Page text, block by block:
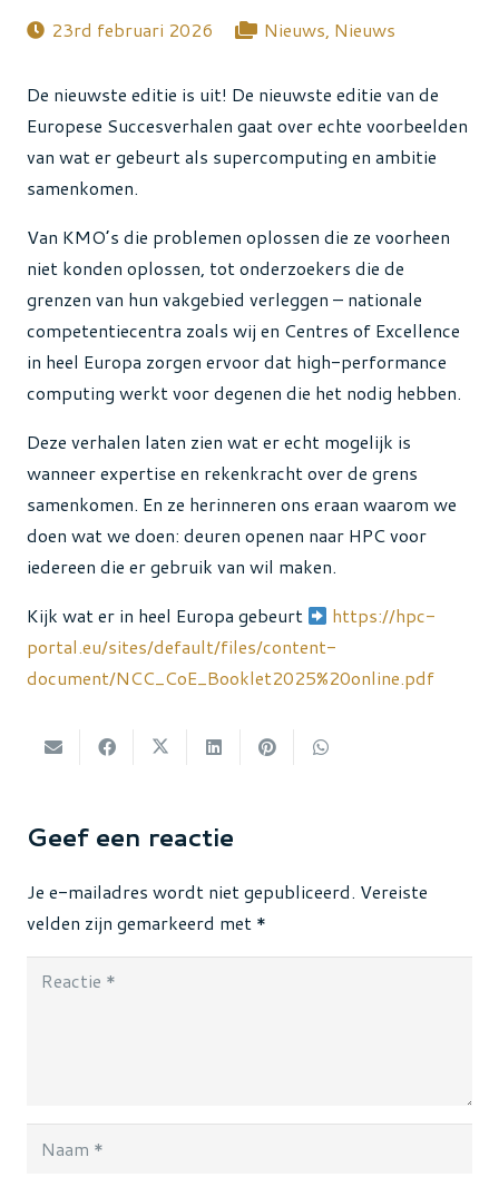
23rd februari 2026 Nieuws, Nieuws
De nieuwste editie is uit! De nieuwste editie van de
Europese Succesverhalen gaat over echte voorbeelden
van wat er gebeurt als supercomputing en ambitie
samenkomen.
Van KMO’s die problemen oplossen die ze voorheen
niet konden oplossen, tot onderzoekers die de
grenzen van hun vakgebied verleggen – nationale
competentiecentra zoals wij en Centres of Excellence
in heel Europa zorgen ervoor dat high-performance
computing werkt voor degenen die het nodig hebben.
Deze verhalen laten zien wat er echt mogelijk is
wanneer expertise en rekenkracht over de grens
samenkomen. En ze herinneren ons eraan waarom we
doen wat we doen: deuren openen naar HPC voor
iedereen die er gebruik van wil maken.
Kijk wat er in heel Europa gebeurt
https://hpc-
portal.eu/sites/default/files/content-
document/NCC_CoE_Booklet2025%20online.pdf
Geef een reactie
Je e-mailadres wordt niet gepubliceerd. Vereiste
velden zijn gemarkeerd met *